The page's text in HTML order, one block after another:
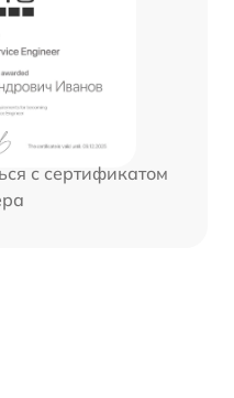
с сертификатом